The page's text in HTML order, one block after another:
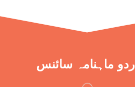
اردو ماہنامہ سائنس